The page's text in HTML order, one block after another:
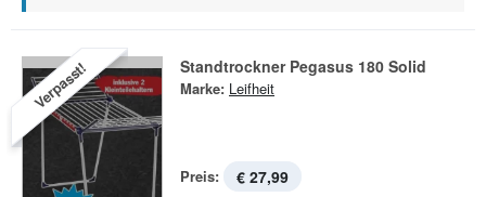
Verpasst! Standtrockner Pegasus 180 Solid
Marke: Leifheit
Preis: € 27,99